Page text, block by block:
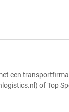
een
of Top